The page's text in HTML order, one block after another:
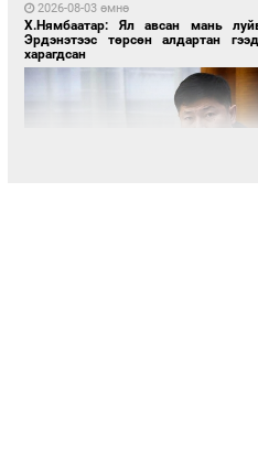
2026-08-03 өмнө
Х.Нямбаатар: Ял авсан мань
Эрдэнэтээс төрсөн алдартан
харагдсан